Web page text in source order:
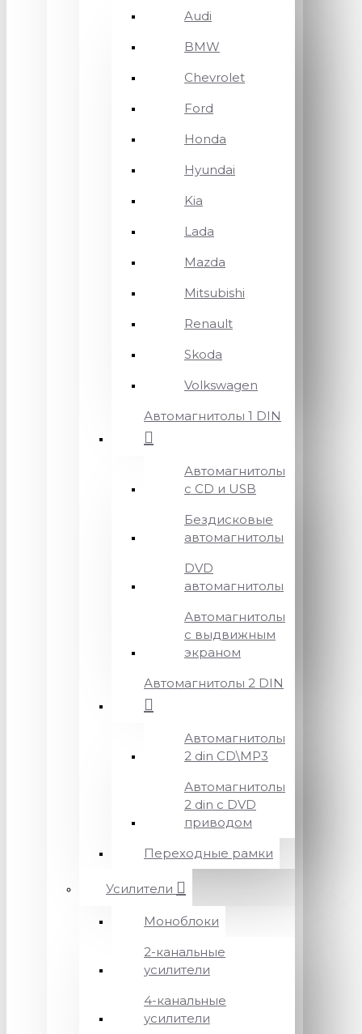
Audi
BMW
Chevrolet
Ford
Honda
Hyundai
Kia
Lada
Mazda
Mitsubishi
Renault
Skoda
Volkswagen
Автомагнитолы 1 DIN
Автомагнитолы
с CD и USB
Бездисковые
автомагнитолы
DVD
автомагнитолы
Автомагнитолы
с выдвижным
экраном
Автомагнитолы 2 DIN
Автомагнитолы
2 din CD\MP3
Автомагнитолы
2 din с DVD
приводом
Переходные рамки
Усилители
Моноблоки
2-канальные
усилители
4-канальные
усилители